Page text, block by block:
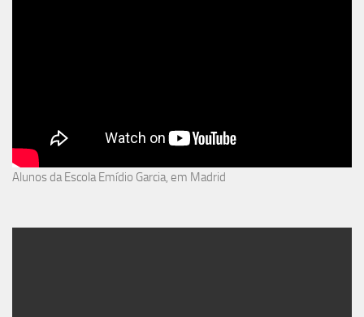
Alunos da Escola Emídio Garcia, em Madrid